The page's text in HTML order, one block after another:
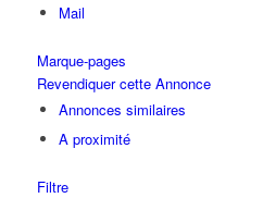
Mail
Marque-pages
Revendiquer cette Annonce
Annonces similaires
A proximité
Filtre